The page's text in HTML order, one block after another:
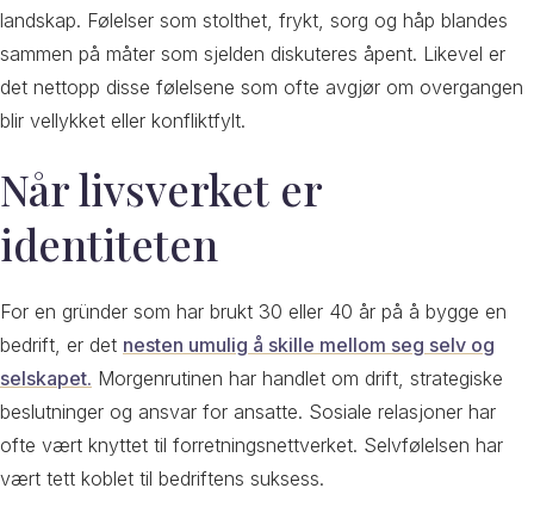
landskap. Følelser som stolthet, frykt, sorg og håp blandes
sammen på måter som sjelden diskuteres åpent. Likevel er
det nettopp disse følelsene som ofte avgjør om overgangen
blir vellykket eller konfliktfylt.
Når livsverket er
identiteten
For en gründer som har brukt 30 eller 40 år på å bygge en
bedrift, er det nesten umulig å skille mellom seg selv og
selskapet. Morgenrutinen har handlet om drift, strategiske
beslutninger og ansvar for ansatte. Sosiale relasjoner har
ofte vært knyttet til forretningsnettverket. Selvfølelsen har
vært tett koblet til bedriftens suksess.